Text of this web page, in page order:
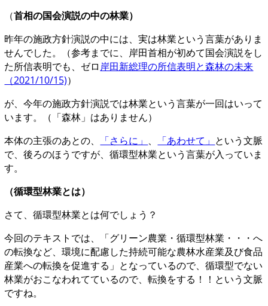
（首相の国会演説の中の林業）
昨年の施政方針演説の中には、実は林業という言葉がありま
せんでした。（参考までに、岸田首相が初めて国会演説をし
た所信表明でも、ゼロ 岸田新総理の所信表明と森林の未来
（2021/10/15)）
が、今年の施政方針演説では林業という言葉が一回はいって
います。（「森林」はありません）
本体の主張のあとの、
「さらに」 、 「あわせて」 という文脈
で、後ろのほうですが、循環型林業という言葉が入っていま
す。
（循環型林業とは）
さて、循環型林業とは何でしょう？
今回のテキストでは、「グリーン農業・循環型林業・・・へ
の転換など、環境に配慮した持続可能な農林水産業及び食品
産業への転換を促進する」となっているので、循環型でない
林業がおこなわれてているので、転換をする！！という文脈
ですね。